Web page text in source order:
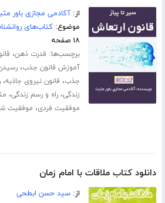
از:آکادمی مجازی باور
موضوع:کتاب‌های
۱۸ صفحه
برچسب‌ها: قدرت ذهن،
آموزش قانون جذب،
جذب، قانون نیروی جاذبه،
زندگی،راه و رسم زندگی،
موفقیت فردی، موفقیت
دانلود کتاب ملاقات با امام زمان
از:سید حسن ابطحی